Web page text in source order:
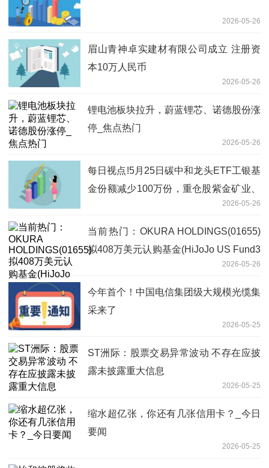
2026-05-26
眉山青神卓实建材有限公司成立 注册资
本10万人民币
2026-05-26
锂电池板块拉升，蔚蓝锂芯、诺德股份涨
停_焦点热门
2026-05-26
每日视点!5月25日碳中和龙头ETF工银基
金份额减少100万份，重仓股紫金矿业、
2026-05-26
当前热门：OKURA HOLDINGS(01655)
拟408万美元认购基金(HiJoJo US Fund3
2026-05-26
今年首个！中国电信集团级大规模光缆集
采来了
2026-05-25
ST洲际：股票交易异常波动 不存在应披
露未披露重大信息
2026-05-25
缩水超亿张，你还有几张信用卡？_今日
要闻
2026-05-25